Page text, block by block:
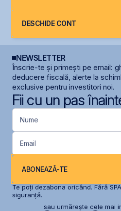
DESCHIDE CONT
NEWSLETTER
Înscrie-te și primești pe email:
deducere fiscală, alerte la
exclusive pentru investitori noi.
Fii cu un pas
Nume
Email
ABONEAZĂ-TE
Te poți dezabona oricând. Fără
siguranță.
sau urmărește cele mai